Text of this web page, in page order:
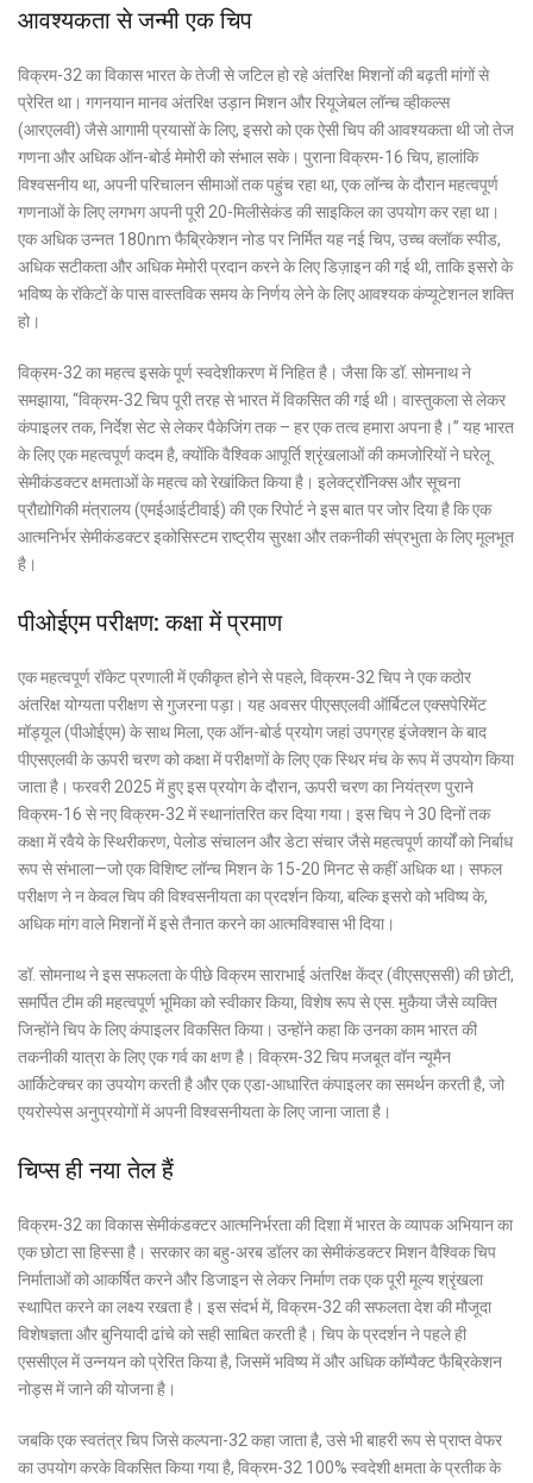
आवश्यकता से जन्मी एक चिप
विक्रम-32 का विकास भारत के तेजी से जटिल हो रहे अंतरिक्ष मिशनों की बढ़ती मांगों से
प्रेरित था। गगनयान मानव अंतरिक्ष उड़ान मिशन और रियूजेबल लॉन्च व्हीकल्स
(आरएलवी) जैसे आगामी प्रयासों के लिए, इसरो को एक ऐसी चिप की आवश्यकता थी जो तेज
गणना और अधिक ऑन-बोर्ड मेमोरी को संभाल सके। पुराना विक्रम-16 चिप, हालांकि
विश्वसनीय था, अपनी परिचालन सीमाओं तक पहुंच रहा था, एक लॉन्च के दौरान महत्वपूर्ण
गणनाओं के लिए लगभग अपनी पूरी 20-मिलीसेकंड की साइकिल का उपयोग कर रहा था।
एक अधिक उन्नत 180nm फैब्रिकेशन नोड पर निर्मित यह नई चिप, उच्च क्लॉक स्पीड,
अधिक सटीकता और अधिक मेमोरी प्रदान करने के लिए डिज़ाइन की गई थी, ताकि इसरो के
भविष्य के रॉकेटों के पास वास्तविक समय के निर्णय लेने के लिए आवश्यक कंप्यूटेशनल शक्ति
हो।
विक्रम-32 का महत्व इसके पूर्ण स्वदेशीकरण में निहित है। जैसा कि डॉ. सोमनाथ ने
समझाया, “विक्रम-32 चिप पूरी तरह से भारत में विकसित की गई थी। वास्तुकला से लेकर
कंपाइलर तक, निर्देश सेट से लेकर पैकेजिंग तक – हर एक तत्व हमारा अपना है।” यह भारत
के लिए एक महत्वपूर्ण कदम है, क्योंकि वैश्विक आपूर्ति श्रृंखलाओं की कमजोरियों ने घरेलू
सेमीकंडक्टर क्षमताओं के महत्व को रेखांकित किया है। इलेक्ट्रॉनिक्स और सूचना
प्रौद्योगिकी मंत्रालय (एमईआईटीवाई) की एक रिपोर्ट ने इस बात पर जोर दिया है कि एक
आत्मनिर्भर सेमीकंडक्टर इकोसिस्टम राष्ट्रीय सुरक्षा और तकनीकी संप्रभुता के लिए मूलभूत
है।
पीओईएम परीक्षण: कक्षा में प्रमाण
एक महत्वपूर्ण रॉकेट प्रणाली में एकीकृत होने से पहले, विक्रम-32 चिप ने एक कठोर
अंतरिक्ष योग्यता परीक्षण से गुजरना पड़ा। यह अवसर पीएसएलवी ऑर्बिटल एक्सपेरिमेंट
मॉड्यूल (पीओईएम) के साथ मिला, एक ऑन-बोर्ड प्रयोग जहां उपग्रह इंजेक्शन के बाद
पीएसएलवी के ऊपरी चरण को कक्षा में परीक्षणों के लिए एक स्थिर मंच के रूप में उपयोग किया
जाता है। फरवरी 2025 में हुए इस प्रयोग के दौरान, ऊपरी चरण का नियंत्रण पुराने
विक्रम-16 से नए विक्रम-32 में स्थानांतरित कर दिया गया। इस चिप ने 30 दिनों तक
कक्षा में रवैये के स्थिरीकरण, पेलोड संचालन और डेटा संचार जैसे महत्वपूर्ण कार्यों को निर्बाध
रूप से संभाला—जो एक विशिष्ट लॉन्च मिशन के 15-20 मिनट से कहीं अधिक था। सफल
परीक्षण ने न केवल चिप की विश्वसनीयता का प्रदर्शन किया, बल्कि इसरो को भविष्य के,
अधिक मांग वाले मिशनों में इसे तैनात करने का आत्मविश्वास भी दिया।
डॉ. सोमनाथ ने इस सफलता के पीछे विक्रम साराभाई अंतरिक्ष केंद्र (वीएसएससी) की छोटी,
समर्पित टीम की महत्वपूर्ण भूमिका को स्वीकार किया, विशेष रूप से एस. मुकैया जैसे व्यक्ति
जिन्होंने चिप के लिए कंपाइलर विकसित किया। उन्होंने कहा कि उनका काम भारत की
तकनीकी यात्रा के लिए एक गर्व का क्षण है। विक्रम-32 चिप मजबूत वॉन न्यूमैन
आर्किटेक्चर का उपयोग करती है और एक एडा-आधारित कंपाइलर का समर्थन करती है, जो
एयरोस्पेस अनुप्रयोगों में अपनी विश्वसनीयता के लिए जाना जाता है।
चिप्स ही नया तेल हैं
विक्रम-32 का विकास सेमीकंडक्टर आत्मनिर्भरता की दिशा में भारत के व्यापक अभियान का
एक छोटा सा हिस्सा है। सरकार का बहु-अरब डॉलर का सेमीकंडक्टर मिशन वैश्विक चिप
निर्माताओं को आकर्षित करने और डिजाइन से लेकर निर्माण तक एक पूरी मूल्य श्रृंखला
स्थापित करने का लक्ष्य रखता है। इस संदर्भ में, विक्रम-32 की सफलता देश की मौजूदा
विशेषज्ञता और बुनियादी ढांचे को सही साबित करती है। चिप के प्रदर्शन ने पहले ही
एससीएल में उन्नयन को प्रेरित किया है, जिसमें भविष्य में और अधिक कॉम्पैक्ट फैब्रिकेशन
नोड्स में जाने की योजना है।
जबकि एक स्वतंत्र चिप जिसे कल्पना-32 कहा जाता है, उसे भी बाहरी रूप से प्राप्त वेफर
का उपयोग करके विकसित किया गया है, विक्रम-32 100% स्वदेशी क्षमता के प्रतीक के